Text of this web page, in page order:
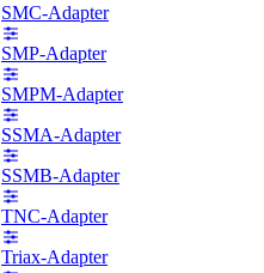
SMC-Adapter
SMP-Adapter
SMPM-Adapter
SSMA-Adapter
SSMB-Adapter
TNC-Adapter
Triax-Adapter